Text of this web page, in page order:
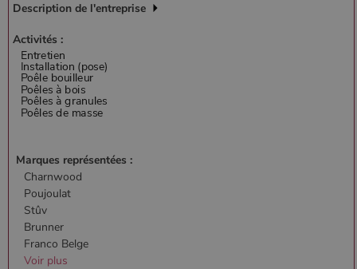
Description de l'entreprise
Activités :
Marques représentées :
Charnwood
Poujoulat
Stûv
Brunner
Franco Belge
Voir plus